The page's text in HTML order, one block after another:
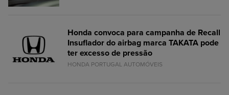
Honda convoca para campanha de Recall
Insuflador do airbag marca TAKATA pode
ter excesso de pressão
HONDA PORTUGAL AUTOMÓVEIS